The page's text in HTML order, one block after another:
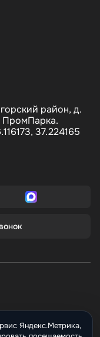
район, д.
ПромПарка.
37.224165
публичной офертой.
Яндекс.Метрика,